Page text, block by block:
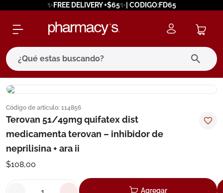
✨FREE DELIVERY +$65✨| CODIGO:FD65
¿Qué estas buscando?
Código de artículo: 114856
Terovan 51/49mg quifatex dist
medicamenta terovan – inhibidor de
neprilisina + ara ii
$108,00
Agregar
términos más buscados
1. eucerin
3. pilexil
4. bioderma
5. cerave